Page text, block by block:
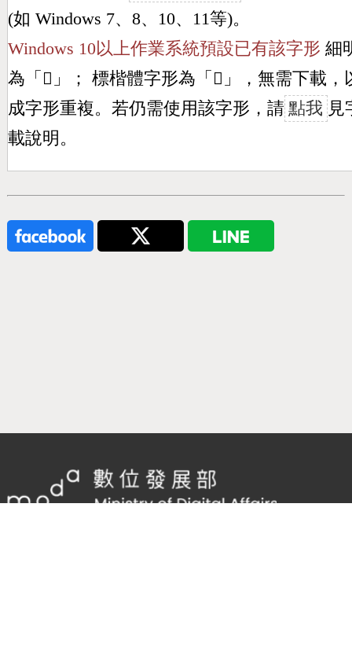
(如 Windows 7、8、10、11等)。
Windows 10以上作業系統預設已有該字形 細
為「 𦒴 」； 標楷體字形為「 𦒴 」，無需下載，
成字形重複。若仍需使用該字形，請 點我 見
載說明。